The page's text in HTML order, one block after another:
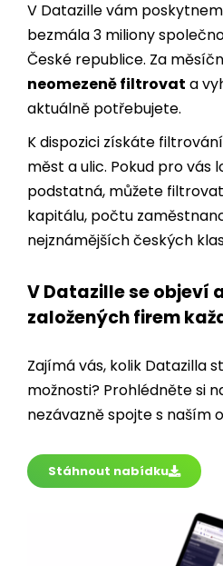
České republice. Za
neomezeně filtrovata
aktuálně potřebujete.
K dispozici získáte
měst a ulic. Pokud pro vás
podstatná, můžete
kapitálu, počtu
nejznámějších českých
V Datazille se objeví
Zajímá vás, kolik Datazilla
nezávazně spojte s naším
Stáhnout nabídku